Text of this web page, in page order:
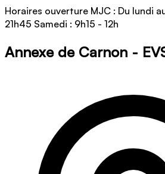
Horaires ouverture MJC : Du lundi
21h45 Samedi : 9h15 - 12h
Annexe de Carnon -